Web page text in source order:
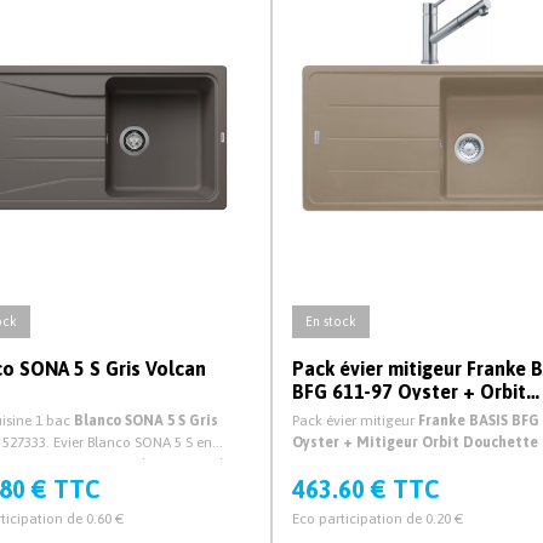
SONA 5 S Gris Volcan
1 bac Blanco SONA 5 S Gris
527333. Evier Blanco SONA 5 S en
pour cuisine avec vidage manuel et
€ TTC
de 0.60 €
En stock
Pack évier mitigeur Franke
BFG 611-97 Oyster + Orbit
Douchette
Pack évier mitigeur Franke BASIS BFG
Oyster + Mitigeur Orbit Douchette
463.60 € TTC
Eco participation de 0.20 €